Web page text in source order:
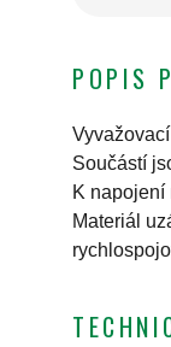
POPIS
Součástí
K napojení
Materiál